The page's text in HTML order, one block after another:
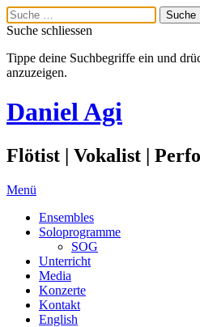
Suche schliessen
Tippe deine Suchbegriffe ein und
anzuzeigen.
Daniel Agi
Flötist | Vokalist |
Menü
Ensembles
Soloprogramme
SOG
Unterricht
Media
Konzerte
Kontakt
English